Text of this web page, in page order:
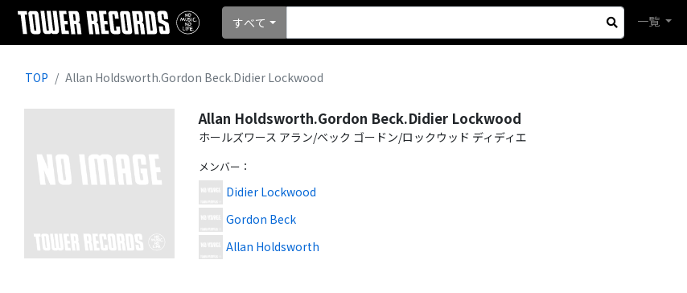
すべて 一覧
TOP Allan Holdsworth.Gordon Beck.Didier Lockwood
Allan Holdsworth.Gordon Beck.Didier Lockwood
ホールズワース アラン/ベック ゴードン/ロックウッド ディディエ
メンバー ：
Didier Lockwood
Gordon Beck
Allan Holdsworth